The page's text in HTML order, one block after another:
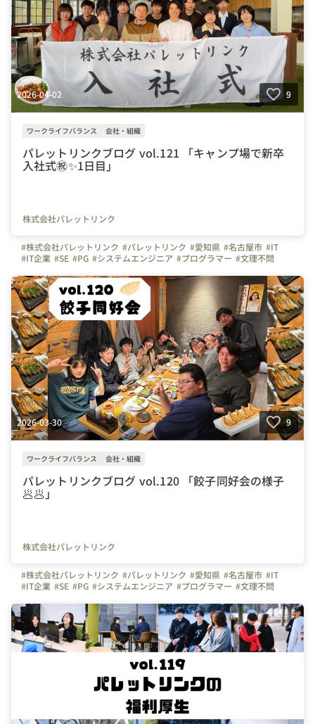
2026-04-02 9
ワークライフバランス 会社・組織
パレットリンクブログ vol.121 「キャンプ場で新卒
入社式㊗️✨1日目」
株式会社パレットリンク
#株式会社パレットリンク #パレットリンク #愛知県 #名古屋市 #IT
#IT企業 #SE #PG #システムエンジニア #プログラマー #文理不問
#テレワーク #在宅勤務 #自慢の福利厚生 #写真で伝える会社の雰囲気
#社内イベント #同好会 #つながりを大切に
#色とりどりの未来をITで
#パレットリンクブログ #名古屋駅 #懇親会 #ごはん
#入社式
#新入社員 #チームビルディング #カレー #⛺ #🍛 #キャンプ #研修
2026-03-30 9
ワークライフバランス 会社・組織
パレットリンクブログ vol.120 「餃子同好会の様子
🥟🥟」
株式会社パレットリンク
#株式会社パレットリンク #パレットリンク #愛知県 #名古屋市 #IT
#IT企業 #SE #PG #システムエンジニア #プログラマー #文理不問
#テレワーク
#在宅勤務 #自慢の福利厚生 #写真で伝える会社の雰囲気
#社内イベント
#同好会 #つながりを大切に #色とりどりの未来をITで
#パレットリンクブログ #名古屋駅 #懇親会 #ごはん #🍺 #餃子 #🥟
#餃子同好会 #居酒屋